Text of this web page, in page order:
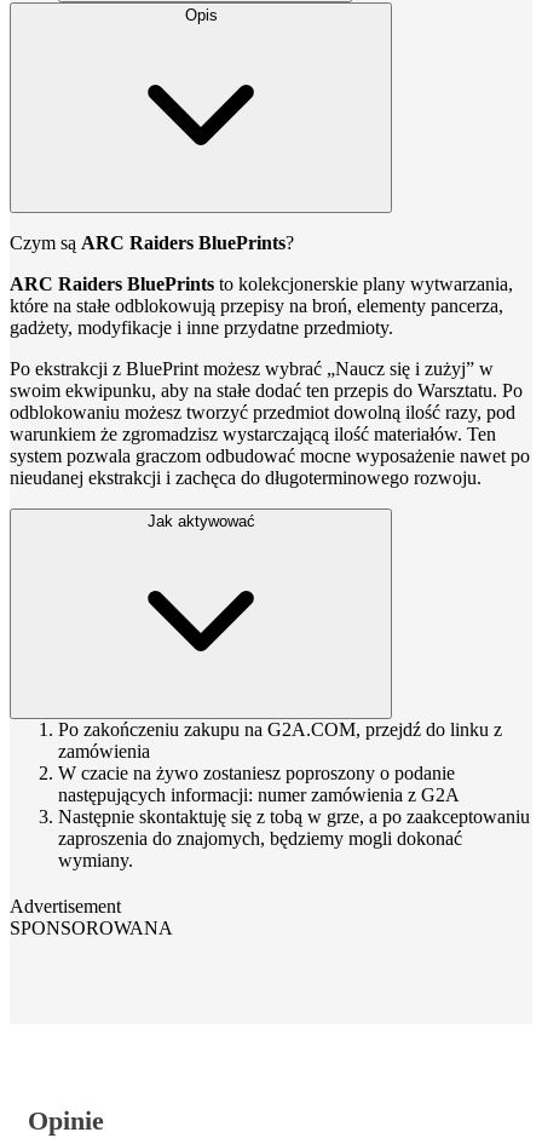
Opis
Czym są ARC Raiders BluePrints?
ARC Raiders BluePrints to kolekcjonerskie plany wytwarzania,
które na stałe odblokowują przepisy na broń, elementy pancerza,
gadżety, modyfikacje i inne przydatne przedmioty.
Po ekstrakcji z BluePrint możesz wybrać „Naucz się i zużyj” w
swoim ekwipunku, aby na stałe dodać ten przepis do Warsztatu. Po
odblokowaniu możesz tworzyć przedmiot dowolną ilość razy, pod
warunkiem że zgromadzisz wystarczającą ilość materiałów. Ten
system pozwala graczom odbudować mocne wyposażenie nawet po
nieudanej ekstrakcji i zachęca do długoterminowego rozwoju.
Jak aktywować
Po zakończeniu zakupu na G2A.COM, przejdź do linku z
zamówienia
W czacie na żywo zostaniesz poproszony o podanie
następujących informacji: numer zamówienia z G2A
Następnie skontaktuję się z tobą w grze, a po zaakceptowaniu
zaproszenia do znajomych, będziemy mogli dokonać
wymiany.
Advertisement
SPONSOROWANA
Opinie